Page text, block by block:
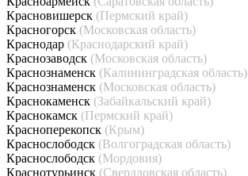
Красновишерск (Пермский край)
Красногорск (Московская область)
Краснодар (Краснодарский край)
Краснозаводск (Московская область)
Краснознаменск (Калининградская область)
Краснознаменск (Московская область)
Краснокаменск (Забайкальский край)
Краснокамск (Пермский край)
Красноперекопск (Крым)
Краснослободск (Волгоградская область)
Краснослободск (Мордовия)
Краснотурьинск (Свердловская область)